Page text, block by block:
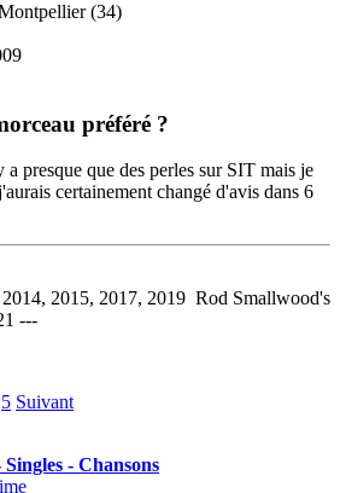
(34)
préféré ?
presque que des perles sur SIT mais je
certainement changé d'avis dans 6
2015, 2017, 2019 Rod Smallwood's
---
5 Suivant
- Chansons